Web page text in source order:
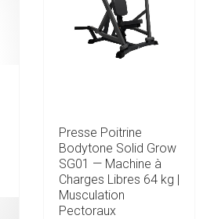
Presse Poitrine
Bodytone Solid Grow
SG01 — Machine à
Charges Libres 64 kg |
Musculation
Pectoraux